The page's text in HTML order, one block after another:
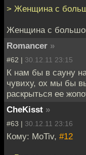
> Женщина с
Женщина с
Romancer »
#62 | 30.12.11 23:15
К нам бы в сауну
чувиху, ох мы бы
раскрыться ее
CheKisst »
#63 | 30.12.11 23:16
Кому: MoTiv, #12